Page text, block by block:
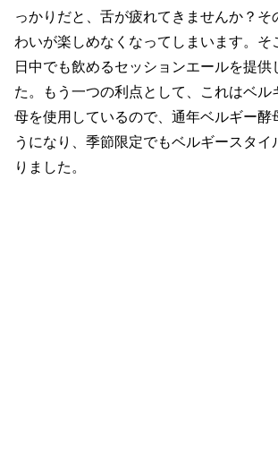
っかりだと、舌が疲れてきませんか？そ
わいが楽しめなくなってしまいます。そ
日中でも飲めるセッションエールを提供
た。もう一つの利点として、これはベル
母を使用しているので、通年ベルギー酵
うになり、季節限定でもベルギースタイ
りました。